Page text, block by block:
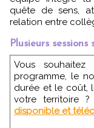
quête de sens,
relation entre
Plusieurs
Vous souhaitez connaître le contenu de chaque
programme, le
durée et le coût,
votre territoire
disponible et